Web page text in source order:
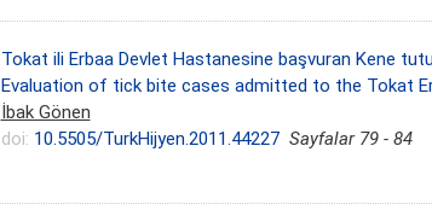
Tokat ili Erbaa Devlet Hastanesine başvuran Kene
Evaluation of tick bite cases admitted to the Tokat
İbak Gönen
doi: 10.5505/TurkHijyen.2011.44227 Sayfalar 79 - 84